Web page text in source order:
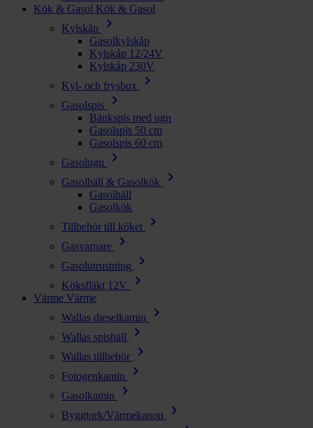
Kök & Gasol Kök & Gasol
Kylskåp
chevron_right
Gasolkylskåp
Kylskåp 12/24V
Kylskåp 230V
Kyl- och frysbox
chevron_right
Gasolspis chevron_right
Bänkspis med ugn
Gasolspis 50 cm
Gasolspis 60 cm
Gasolugn
chevron_right
Gasolhäll & Gasolkök chevron_right
Gasolhäll
Gasolkök
Tillbehör till köket
chevron_right
Gasvarnare chevron_right
Gasolutrustning chevron_right
Köksfläkt 12V chevron_right
Värme Värme
Wallas dieselkamin
chevron_right
Wallas spishäll chevron_right
Wallas tillbehör chevron_right
Fotogenkamin chevron_right
Gasolkamin chevron_right
Byggtork/Värmekanon chevron_right